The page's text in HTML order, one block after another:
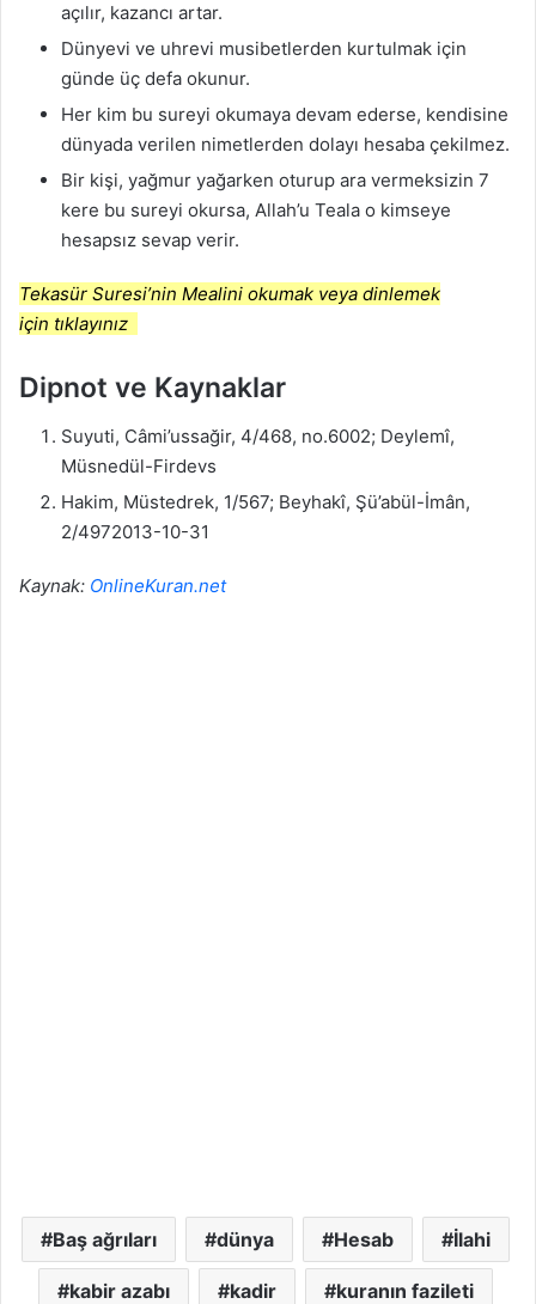
açılır, kazancı artar.
Dünyevi ve uhrevi musibetlerden kurtulmak için
günde üç defa okunur.
Her kim bu sureyi okumaya devam ederse, kendisine
dünyada verilen nimetlerden dolayı hesaba çekilmez.
Bir kişi, yağmur yağarken oturup ara vermeksizin 7
kere bu sureyi okursa, Allah’u Teala o kimseye
hesapsız sevap verir.
Tekasür Suresi’nin Mealini okumak veya dinlemek
için tıklayınız
Dipnot ve Kaynaklar
Suyuti, Câmi’ussağir, 4/468, no.6002; Deylemî,
Müsnedül-Firdevs
Hakim, Müstedrek, 1/567; Beyhakî, Şü’abül-İmân,
2/4972013-10-31
Kaynak: OnlineKuran.net
Baş ağrıları dünya Hesab İlahi
kabir azabı kadir kuranın fazileti